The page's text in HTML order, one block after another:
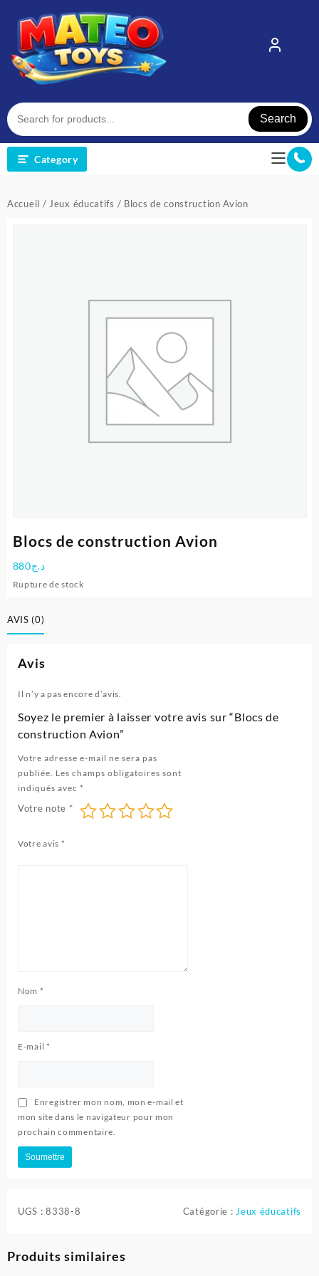
content
Search
Category
Accueil /Jeux éducatifs / Blocs de construction Avion
Blocs de construction Avion
د.ج880
Rupture de stock
AVIS (0)
Avis
Il n’y a pas encore d’avis.
Soyez le premier à laisser votre avis sur “Blocs de
construction Avion”
Votre adresse e-mail ne sera pas
publiée. Les champs obligatoires sont
indiqués avec *
Votre note *
Votre avis *
Nom *
E-mail *
Enregistrer mon nom, mon e-mail et
mon site dans le navigateur pour mon
prochain commentaire.
UGS :8338-8 Catégorie :Jeux éducatifs
Produits similaires